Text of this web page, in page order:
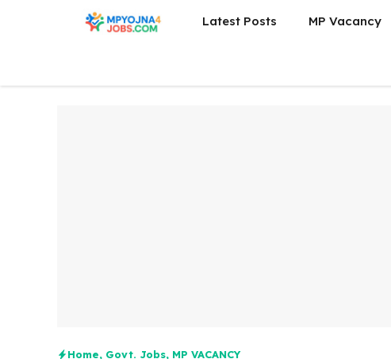
Latest Posts MP Vacancy
Home, Govt. Jobs, MP VACANCY